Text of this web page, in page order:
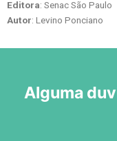
Editora: Senac São Paulo
Autor: Levino Ponciano
Alguma